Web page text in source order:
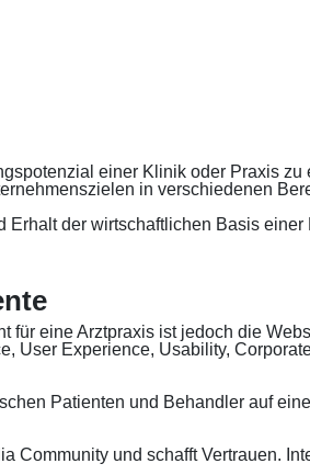
einer Klinik oder Praxis
in verschiedenen
der wirtschaftlichen Basis einer
eine Arztpraxis ist jedoch die
User Experience, Usability,
Patienten und Behandler auf
Community und schafft Vertrauen.